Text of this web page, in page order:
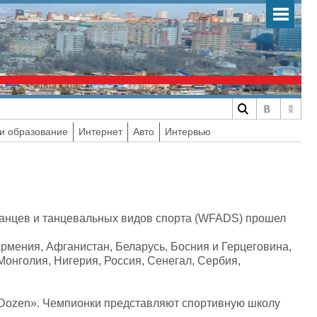
образование Интернет Авто Интервью
и танцевальных видов спорта (WFADS) прошел
Афганистан, Беларусь, Босния и Герцеговина,
Нигерия, Россия, Сенегал, Сербия,
Чемпионки представляют спортивную школу